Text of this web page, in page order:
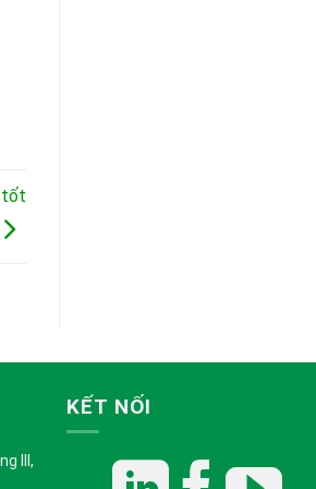
tốt
III,
KẾT NỐI